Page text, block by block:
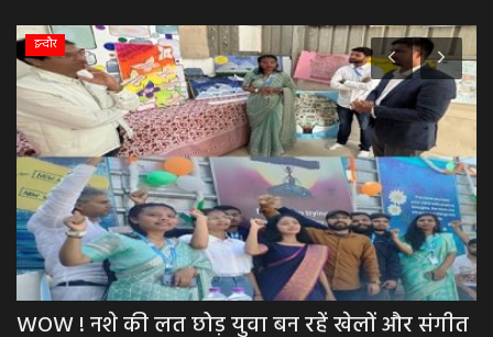
की लत छोड़ युवा बन रहें खेलों और संगीत
भोपाल
BREAKING